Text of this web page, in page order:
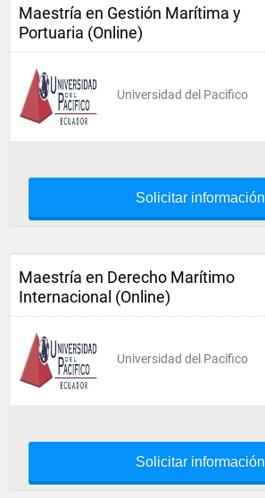
Maestría en Gestión Marítima y
Portuaria (Online)
Universidad del Pacífico
Solicitar información
Maestría en Derecho Marítimo
Internacional (Online)
Universidad del Pacífico
Solicitar información